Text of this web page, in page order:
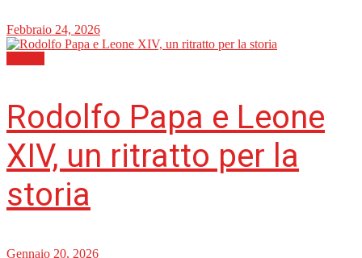
Febbraio 24, 2026
Rodolfo Papa e Leone
XIV, un ritratto per la
storia
Gennaio 20, 2026